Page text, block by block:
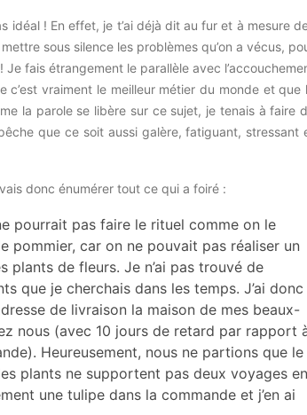
idéal ! En effet, je t’ai déjà dit au fur et à mesure
sous silence les problèmes qu’on a vécus,
fais étrangement le parallèle avec
vraiment le meilleur métier du monde et que
la parole se libère sur ce sujet, je tenais à faire
que ce soit aussi galère, fatiguant, stressant
donc énumérer tout ce qui a foiré :
pourrait pas faire le rituel comme on le
pommier, car on ne pouvait pas réaliser un
plants de fleurs. Je n’ai pas trouvé de
que je cherchais dans les temps. J’ai donc
de livraison la maison de mes beaux-
nous (avec 10 jours de retard par rapport
Heureusement, nous ne partions que le
plants ne supportent pas deux voyages en
une tulipe dans la commande et j’en ai